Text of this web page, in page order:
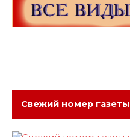
Свежий номер газеты